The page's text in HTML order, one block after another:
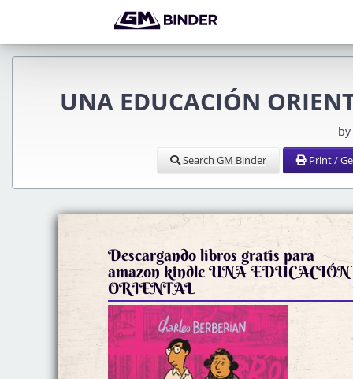
UNA EDUCACIÓN
Search GM Binder Print /
Descargando libros gratis para
amazon kindle UNA EDUCACIÓN
ORIENTAL